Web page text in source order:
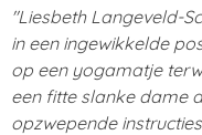
"Liesbeth Langeveld-
in een ingewikkelde
op een yogamatje
een fitte slanke dame
opzwepende